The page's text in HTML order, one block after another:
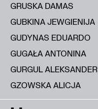
GRUSKA DAMAS
GUBKINA JEWGIENIJA
GUDYNAS EDUARDO
GUGAŁA ANTONINA
GURGUL ALEKSANDER
GZOWSKA ALICJA